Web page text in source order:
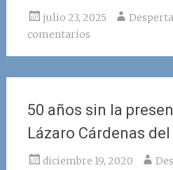
julio 23, 2025
comentarios
50 años sin la
Lázaro Cárdenas
diciembre 19, 2020